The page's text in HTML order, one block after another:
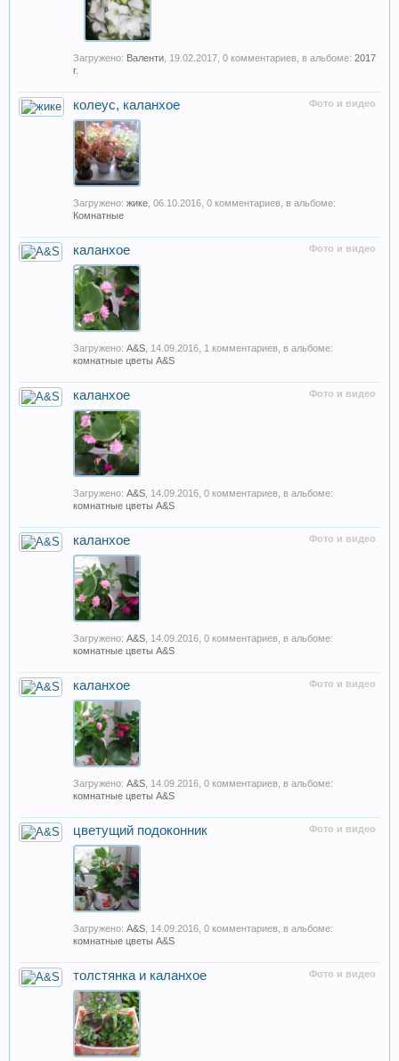
Загружено: Валенти 19.02.2017 , 0 комментариев, в альбоме: 2017
г.
Фото и видео
колеус, каланхое
Загружено: жике 06.10.2016 , 0 комментариев, в альбоме:
Комнатные
Фото и видео
каланхое
Загружено: A&S 14.09.2016 , 1 комментариев, в альбоме:
комнатные цветы A&S
Фото и видео
каланхое
Загружено: A&S 14.09.2016 , 0 комментариев, в альбоме:
комнатные цветы A&S
Фото и видео
каланхое
Загружено: A&S 14.09.2016 , 0 комментариев, в альбоме:
комнатные цветы A&S
Фото и видео
каланхое
Загружено: A&S 14.09.2016 , 0 комментариев, в альбоме:
комнатные цветы A&S
Фото и видео
цветущий подоконник
Загружено: A&S 14.09.2016 , 0 комментариев, в альбоме:
комнатные цветы A&S
Фото и видео
толстянка и каланхое